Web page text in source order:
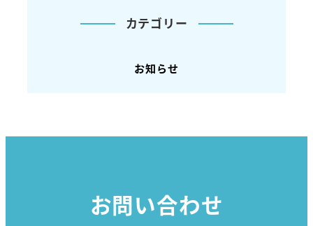
カテゴリー
お知らせ
お問い合わせ